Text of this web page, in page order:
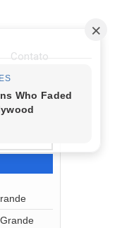
Contato